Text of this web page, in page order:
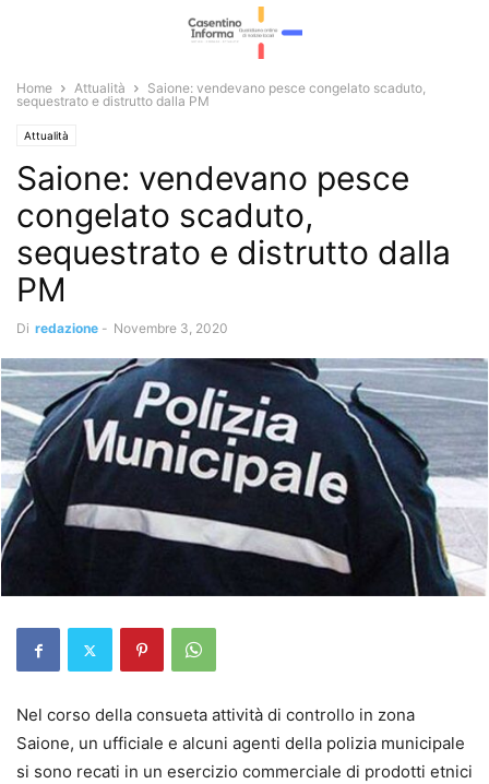
Home Attualità
Saione: vendevano pesce congelato scaduto,
sequestrato e distrutto dalla PM
Attualità
Saione: vendevano pesce
congelato scaduto,
sequestrato e distrutto dalla
PM
Di redazione - Novembre 3, 2020
Nel corso della consueta attività di controllo in zona
Saione, un ufficiale e alcuni agenti della polizia municipale
si sono recati in un esercizio commerciale di prodotti etnici